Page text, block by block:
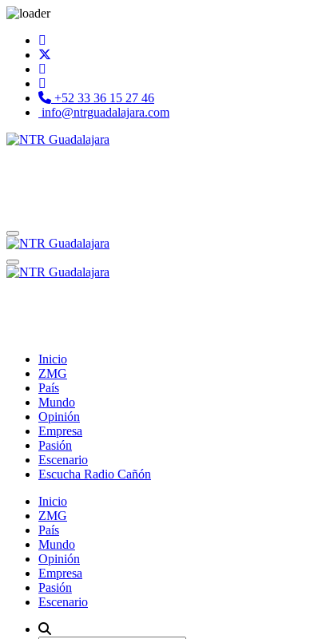
+52 33 36 15 27 46
info@ntrguadalajara.com
Inicio
ZMG
País
Mundo
Opinión
Empresa
Pasión
Escenario
Escucha Radio Cañón
Inicio
ZMG
País
Mundo
Opinión
Empresa
Pasión
Escenario